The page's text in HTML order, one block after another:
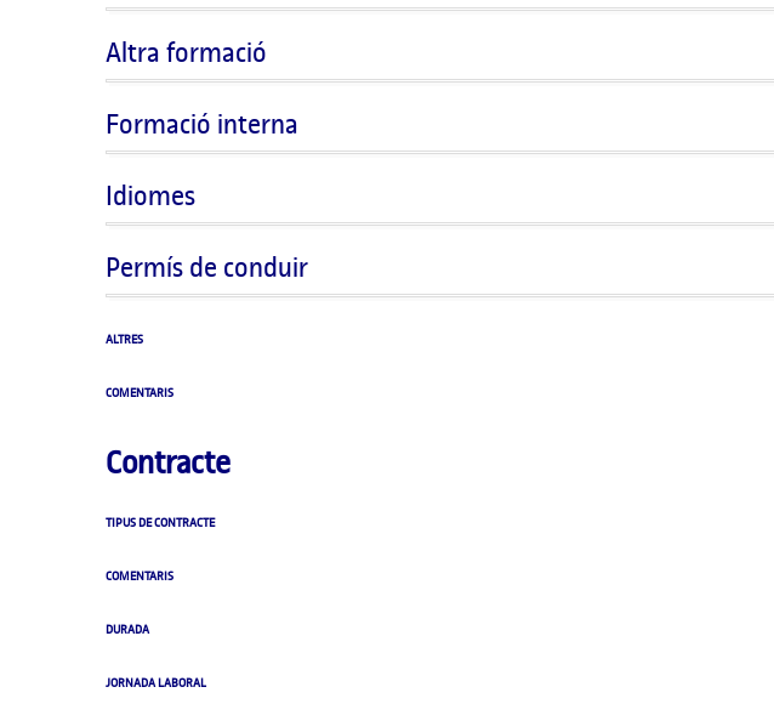
Altra formació
Formació interna
Idiomes
Permís de conduir
ALTRES
COMENTARIS
Contracte
TIPUS DE CONTRACTE
COMENTARIS
DURADA
JORNADA LABORAL